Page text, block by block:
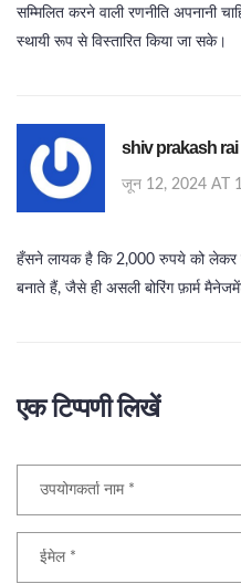
सम्मिलित करने वाली रणनीति अपनानी
स्थायी रूप से विस्तारित किया जा सके।
shiv prakash rai
जून 12, 2024 AT
हँसने लायक है कि 2,000 रुपये को लेकर
बनाते हैं, जैसे ही असली बोरिंग फ़ार्म
एक टिप्पणी लिखें